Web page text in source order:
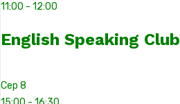
11:00 -12:00
English Speaking Club
Сер8